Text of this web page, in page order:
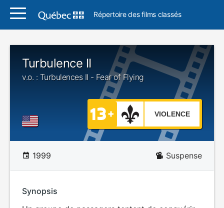
Répertoire des films classés
Turbulence II
v.o. : Turbulences II - Fear of Flying
VIOLENCE
1999 Suspense
Synopsis